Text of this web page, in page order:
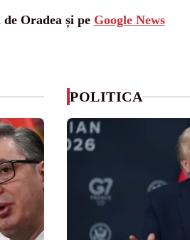
Oradea și pe Google News
POLITICA